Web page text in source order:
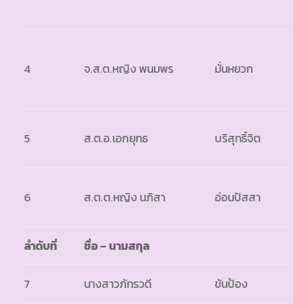
4 จ.ส.ต.หญิง พนมพร มั่นหยวก
5 ส.ต.อ.เอกยุทธ บริสุทธิ์จิต
6 ส.ต.ต.หญิง นภิสา อ่อนปัสสา
ลำดับที่ ชื่อ – นามสกุล
7 นางสาวภัทรวดี ขันป้อง